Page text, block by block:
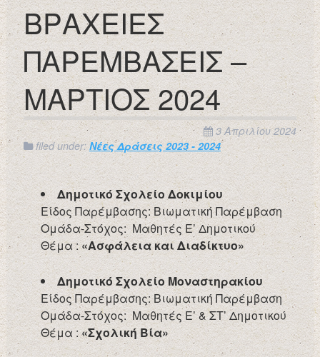
ΒΡΑΧΕΙΕΣ
ΠΑΡΕΜΒΑΣΕΙΣ –
ΜΑΡΤΙΟΣ 2024
3 Απριλίου 2024
filed under: Νέες Δράσεις 2023 - 2024
Δημοτικό Σχολείο Δοκιμίου
Είδος Παρέμβασης: Βιωματική Παρέμβαση
Ομάδα-Στόχος: Μαθητές Ε’ Δημοτικού
Θέμα :«Ασφάλεια και Διαδίκτυο»
Δημοτικό Σχολείο Μοναστηρακίου
Είδος Παρέμβασης: Βιωματική Παρέμβαση
Ομάδα-Στόχος: Μαθητές Ε’ & ΣΤ’ Δημοτικού
Θέμα :«Σχολική Βία»